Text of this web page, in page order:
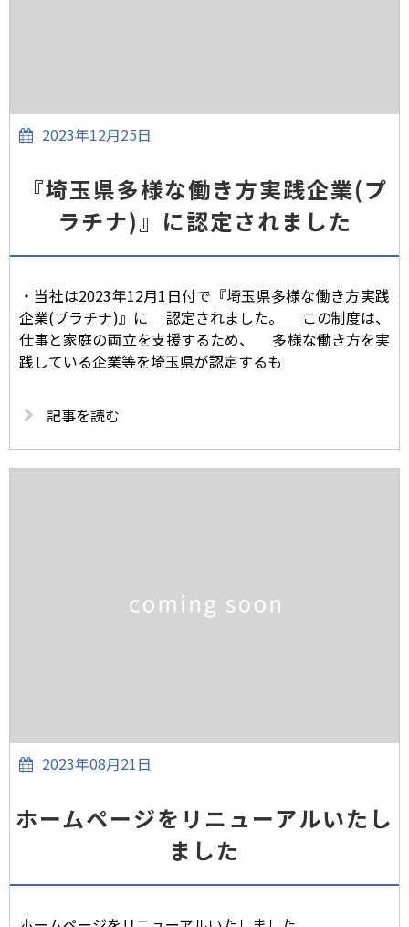
2023年12月25日
『埼玉県多様な働き方実践企業(プ
ラチナ)』に認定されました
・当社は2023年12月1日付で『埼玉県多様な働き方実践
企業(プラチナ)』に 認定されました。 この制度は、
仕事と家庭の両立を支援するため、 多様な働き方を実
践している企業等を埼玉県が認定するも
記事を読む
2023年08月21日
ホームページをリニューアルいたし
ました